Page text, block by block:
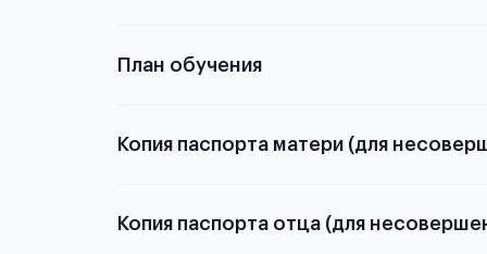
План обучения
Копия паспорта матери (для
Подробнее о
Копия паспорта отца (для